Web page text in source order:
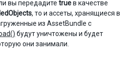
вы передадите trueв качестве
, то и ассеты, хранящиеся в
из AssetBundle с
будут уничтожены и будет
они занимали.